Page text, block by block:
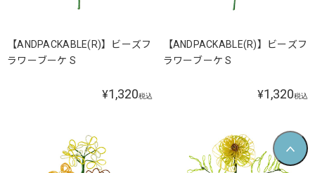
【ANDPACKABLE(R)】ビーズフ
ラワーブーケ S
¥1,320税込
【ANDPACKABLE(R)】ビーズフ
ラワーブーケ S
¥1,320税込